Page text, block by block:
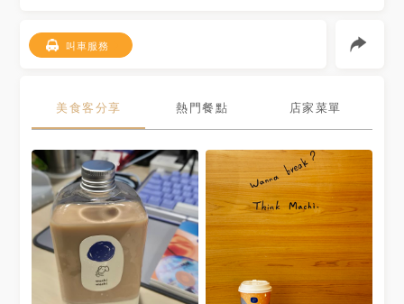
叫車服務
美食客分享 熱門餐點 店家菜單